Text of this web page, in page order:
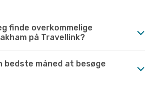
finde overkommelige
på Travellink?
bedste måned at besøge